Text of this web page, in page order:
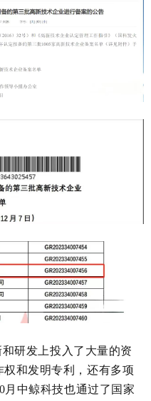
研发上投入了大量的资
和发明专利，还有多项
月中鲸科技也通过了国家